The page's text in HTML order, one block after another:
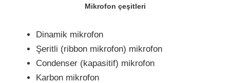
Mikrofon çeşitleri
Dinamik mikrofon
Şeritli (ribbon mikrofon) mikrofon
Condenser (kapasitif) mikrofon
Karbon mikrofon